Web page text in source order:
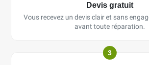
Devis gratuit
Vous recevez un devis clair et sans
avant toute réparation.
3